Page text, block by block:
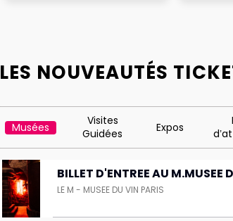
LES NOUVEAUTÉS
Musées
Visites
Guidées
Expos
BILLET D'ENTREE AU M.MUSEE
LE M - MUSEE DU VIN PARIS